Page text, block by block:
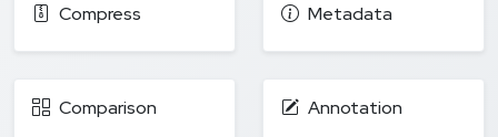
Compress Metadata
Comparison Annotation